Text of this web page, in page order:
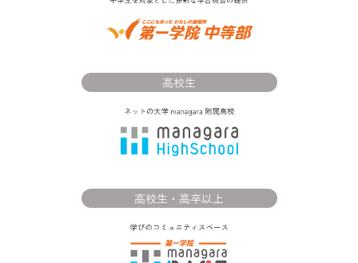
高校生
高校生・高卒以上